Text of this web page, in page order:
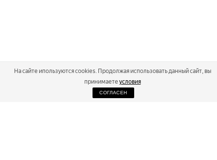
2026
На сайте ипользуются cookies. Продолжая использовать данный сайт, вы
принимаете условия
СОГЛАСЕН